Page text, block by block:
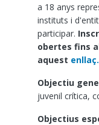
a 18 anys
instituts i
participar.
obertes fins
aquest enllaç.
Objectiu
juvenil crítica,
Objectius